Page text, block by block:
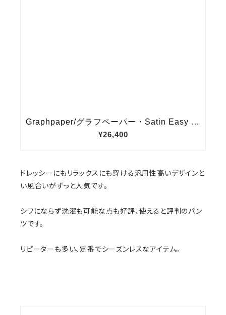
ドレッシーにもリラックスにも穿ける汎用性高いデザインと
い風合いがずっと人気です。
シワにならず洗濯も可能な点も好評、使えると評判のパン
ツです。
リピーターも多い、定番でシーズンレスなアイテム。